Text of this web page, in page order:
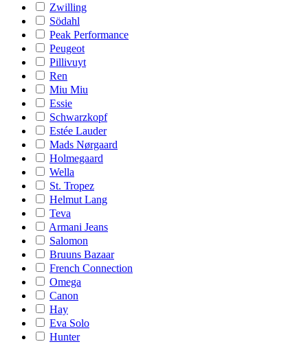
Zwilling
Södahl
Peak Performance
Peugeot
Pillivuyt
Ren
Miu Miu
Essie
Schwarzkopf
Estée Lauder
Mads Nørgaard
Holmegaard
Wella
St. Tropez
Helmut Lang
Teva
Armani Jeans
Salomon
Bruuns Bazaar
French Connection
Omega
Canon
Hay
Eva Solo
Hunter